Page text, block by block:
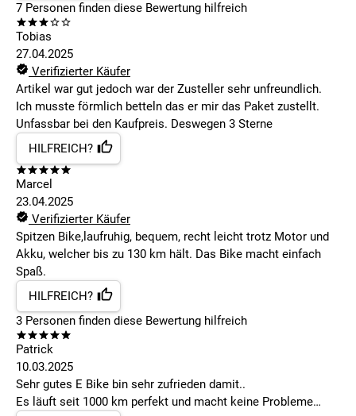
7 Personen finden diese Bewertung hilfreich
Tobias
27.04.2025
Verifizierter Käufer
Artikel war gut jedoch war der Zusteller sehr unfreundlich.
Ich musste förmlich betteln das er mir das Paket zustellt.
Unfassbar bei den Kaufpreis. Deswegen 3 Sterne
HILFREICH?
Marcel
23.04.2025
Verifizierter Käufer
Spitzen Bike,laufruhig, bequem, recht leicht trotz Motor und
Akku, welcher bis zu 130 km hält. Das Bike macht einfach
Spaß.
HILFREICH?
3 Personen finden diese Bewertung hilfreich
Patrick
10.03.2025
Sehr gutes E Bike bin sehr zufrieden damit..
Es läuft seit 1000 km perfekt und macht keine Probleme…